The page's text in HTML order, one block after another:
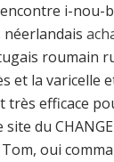
i-nou-
roumain
et la varicelle
efficace
du
oui